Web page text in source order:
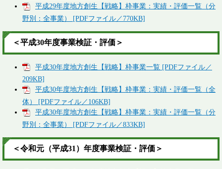
平成29年度地方創生【戦略】枠事業：実績・評価一覧（分
野別：全事業） [PDFファイル／770KB]
＜平成30年度事業検証・評価＞
平成30年度地方創生【戦略】枠事業一覧 [PDFファイル／
209KB]
平成30年度地方創生【戦略】枠事業：実績・評価一覧（全
体） [PDFファイル／106KB]
平成30年度地方創生【戦略】枠事業：実績・評価一覧（分
野別：全事業） [PDFファイル／833KB]
＜令和元（平成31）年度事業検証・評価＞